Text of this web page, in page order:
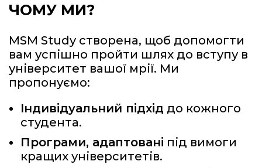
ЧОМУ МИ?
MSM Study створена, щоб допомогти
вам успішно пройти шлях до вступу в
університет вашої мрії. Ми
пропонуємо:
Індивідуальний підхід до кожного
студента.
Програми, адаптовані під вимоги
кращих університетів.